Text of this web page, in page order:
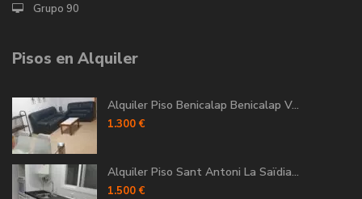
Grupo 90
Pisos en Alquiler
Alquiler Piso Benicalap Benicalap V...
1.300 €
Alquiler Piso Sant Antoni La Saïdia...
1.500 €